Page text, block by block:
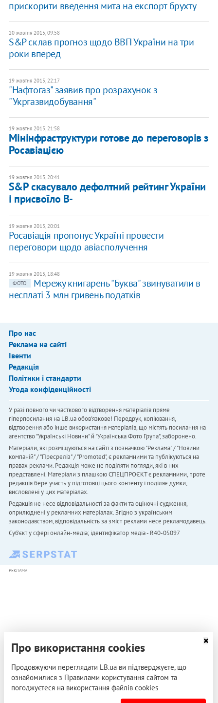
прискорити введення мита на експорт брухту
20 жовтня 2015, 09:58
S&P склав прогноз щодо ВВП України на три
роки вперед
19 жовтня 2015, 22:17
"Нафтогаз" заявив про розрахунок з
"Укргазвидобування"
19 жовтня 2015, 21:58
Мінінфраструктури готове до переговорів з
Росавіацією
19 жовтня 2015, 20:41
S&P скасувало дефолтний рейтинг України
і присвоїло B-
19 жовтня 2015, 20:01
Росавіація пропонує Україні провести
переговори щодо авіасполучення
19 жовтня 2015, 18:48
ФОТО
Мережу книгарень "Буква" звинуватили в
несплаті 3 млн гривень податків
Про нас
Реклама на сайті
Івенти
Редакція
Політики і стандарти
Угода конфіденційності
У разі повного чи часткового відтворення матеріалів пряме
гіперпосилання на LB.ua обов'язкове! Передрук, копіювання,
відтворення або інше використання матеріалів, що містять посилання на
агентство "Українськi Новини" й "Українська Фото Група", заборонено.
Матеріали, які розміщуються на сайті з позначкою "Реклама" / "Новини
компаній" / "Пресреліз" / "Promoted", є рекламними та публікуються на
правах реклами. Редакція може не поділяти погляди, які в них
представлені. Матеріали з плашкою СПЕЦПРОЄКТ є рекламними, проте
редакція бере участь у підготовці цього контенту і поділяє думки,
висловлені у цих матеріалах.
Редакція не несе відповідальності за факти та оціночні судження,
оприлюднені у рекламних матеріалах. Згідно з українським
законодавством, відповідальність за зміст реклами несе рекламодавець.
Cуб'єкт у сфері онлайн-медіа; ідентифікатор медіа - R40-05097
РЕКЛАМА
Про використання cookies
Продовжуючи переглядати LB.ua ви підтверджуєте, що
ознайомилися з Правилами користування сайтом та
погоджуєтеся на використання файлів cookies